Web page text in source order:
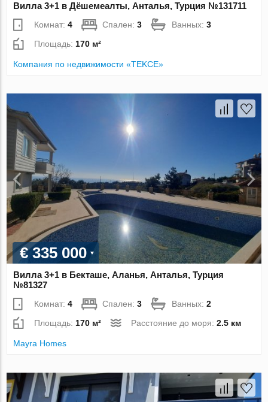
Вилла 3+1 в Дёшемеалты, Анталья, Турция №131711
Комнат:4 Спален:3 Ванных:3
Площадь: 170 м²
Компания по недвижимости «TEKCE»
€ 335 000
Вилла 3+1 в Бекташе, Аланья, Анталья, Турция
№81327
Комнат:4 Спален:3 Ванных:2
Площадь: 170 м² Расстояние до моря:2.5 км
Mayra Homes